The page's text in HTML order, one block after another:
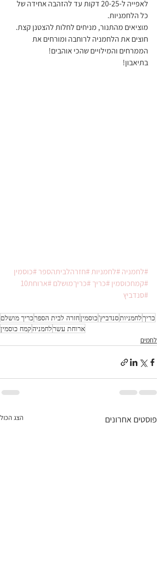
לאפייה ל-20-25 דקות עד להזהבה אחידה של
כל הלחמניות.
מוציאים מהתנור, מניחים לחלות להצטנן קצת.
חוצים את הלחמניה לרוחבה ומורחים את
הממרחים והמילויים שהכי אוהבים!
בתיאבון!
#לחמניה#לחמניות#חזרהלביתהספר#כוסמין
#קמחכוסמין#כריך#כריךמושלם#ארוחת10
#סנדביץ
כריךלחמניותסנדביץ'כוסמיןחזרה לבית הספרכריך מושלם
ארוחת עשרלחמניהקמח כוסמין
לחמים
פוסטים אחרונים הצג הכול